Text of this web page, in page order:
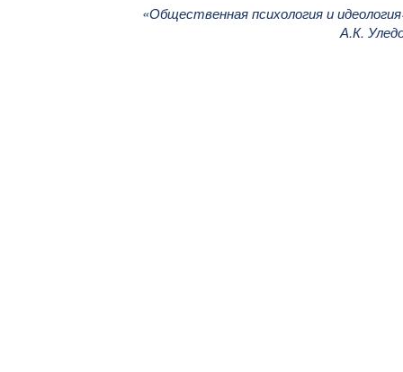
«Общественная психология и
А.К.